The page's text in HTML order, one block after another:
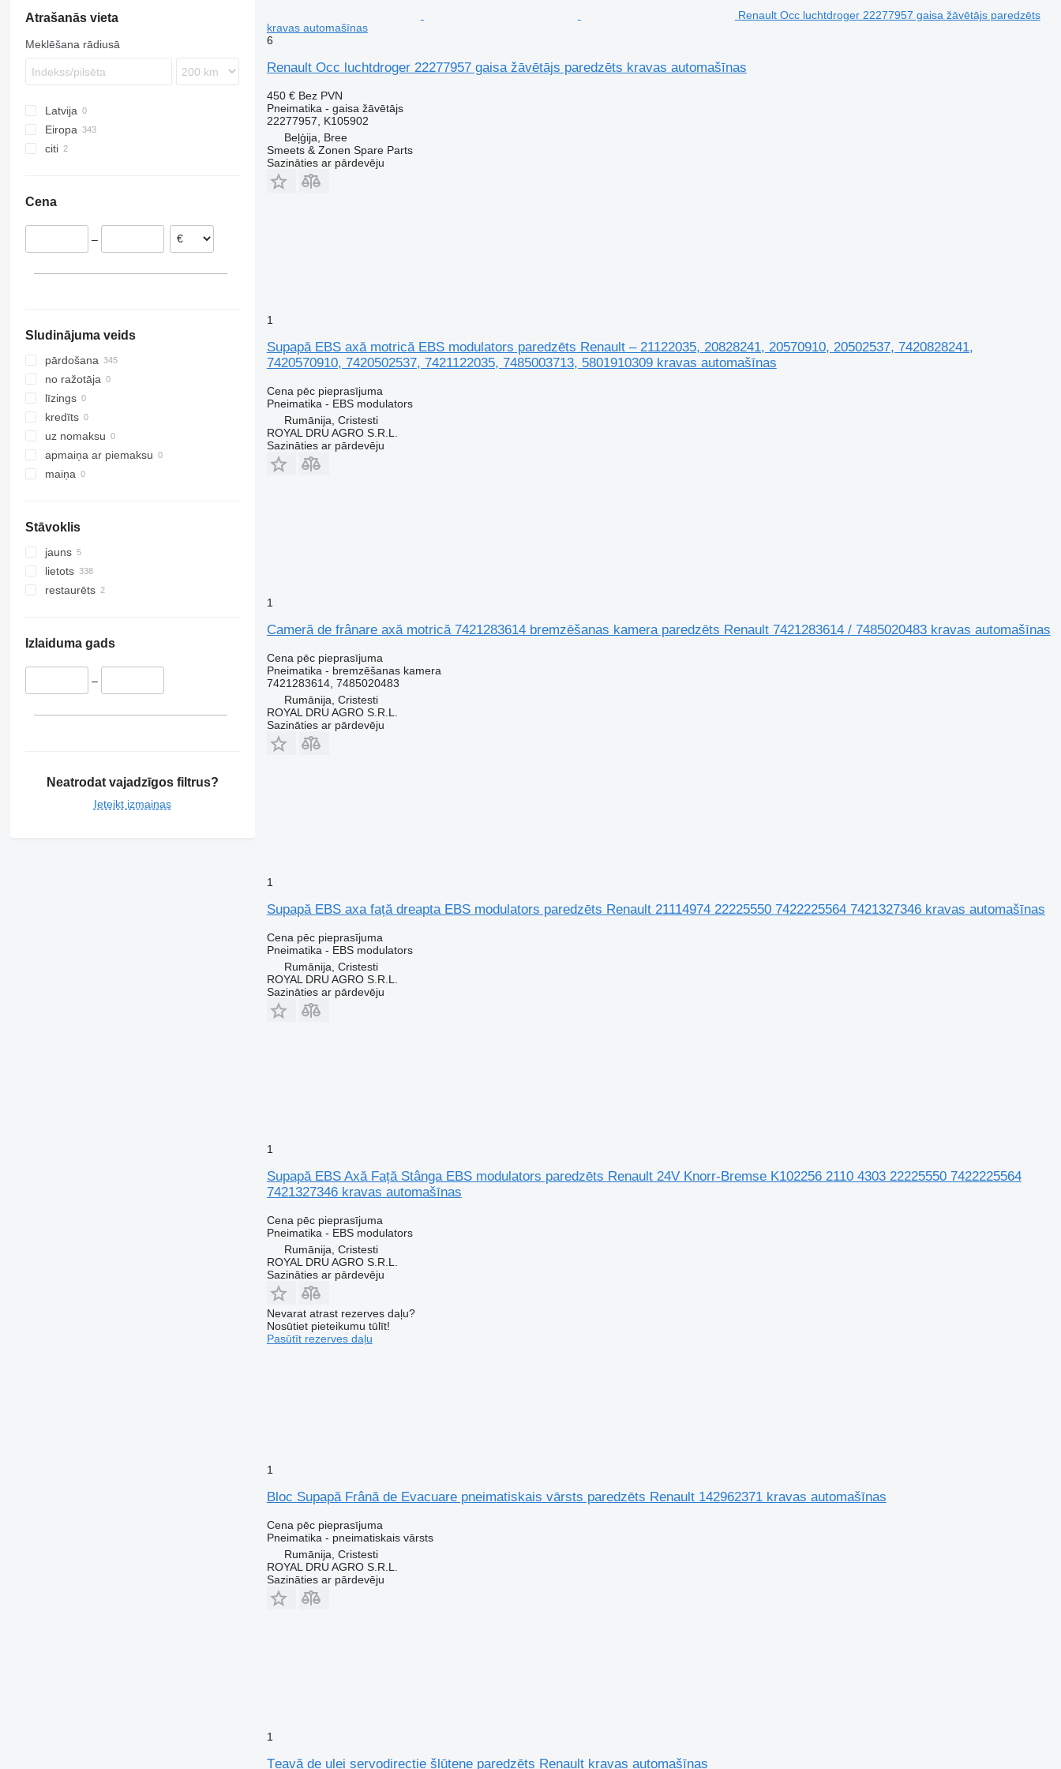
Turbo Daily
TGS
LK
Sprinter
Unimog
Midliner
Premium
Premium 420
T-series
T520
FL
FMX
G-series
VNL
Atrašanās vieta
Meklēšana rādiusā
Latvija
Eiropa
Beļģija
Igaunija
citi
Cena
–
Sludinājuma veids
pārdošana
no ražotāja
līzings
kredīts
uz nomaksu
apmaiņa ar piemaksu
maiņa
Stāvoklis
jauns
lietots
restaurēts
Izlaiduma gads
–
Neatrodat vajadzīgos filtrus?
Ieteikt izmaiņas
Renault Occ luchtdroger 22277957 gaisa žāvētājs paredzēts
kravas automašīnas
6
Renault Occ luchtdroger 22277957 gaisa žāvētājs paredzēts kravas automašīnas
450 € Bez PVN
Pneimatika - gaisa žāvētājs
22277957, K105902
Beļģija, Bree
Smeets & Zonen Spare Parts
Sazināties ar pārdevēju
1
Supapă EBS axă motrică EBS modulators paredzēts Renault – 21122035, 20828241, 20570910, 20502537, 7420828241,
7420570910, 7420502537, 7421122035, 7485003713, 5801910309 kravas automašīnas
Cena pēc pieprasījuma
Pneimatika - EBS modulators
Rumānija, Cristesti
ROYAL DRU AGRO S.R.L.
Sazināties ar pārdevēju
1
Cameră de frânare axă motrică 7421283614 bremzēšanas kamera paredzēts Renault 7421283614 / 7485020483 kravas automašīnas
Cena pēc pieprasījuma
Pneimatika - bremzēšanas kamera
7421283614, 7485020483
Rumānija, Cristesti
ROYAL DRU AGRO S.R.L.
Sazināties ar pārdevēju
1
Supapă EBS axa față dreapta EBS modulators paredzēts Renault 21114974 22225550 7422225564 7421327346 kravas automašīnas
Cena pēc pieprasījuma
Pneimatika - EBS modulators
Rumānija, Cristesti
ROYAL DRU AGRO S.R.L.
Sazināties ar pārdevēju
1
Supapă EBS Axă Față Stânga EBS modulators paredzēts Renault 24V Knorr-Bremse K102256 2110 4303 22225550 7422225564
7421327346 kravas automašīnas
Cena pēc pieprasījuma
Pneimatika - EBS modulators
Rumānija, Cristesti
ROYAL DRU AGRO S.R.L.
Sazināties ar pārdevēju
Nevarat atrast rezerves daļu?
Nosūtiet pieteikumu tūlīt!
Pasūtīt rezerves daļu
1
Bloc Supapă Frână de Evacuare pneimatiskais vārsts paredzēts Renault 142962371 kravas automašīnas
Cena pēc pieprasījuma
Pneimatika - pneimatiskais vārsts
Rumānija, Cristesti
ROYAL DRU AGRO S.R.L.
Sazināties ar pārdevēju
1
Țeavă de ulei servodirecție šļūtene paredzēts Renault kravas automašīnas